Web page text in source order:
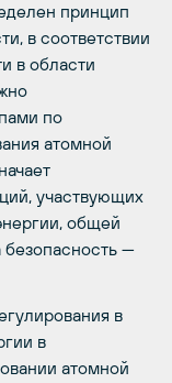
принцип
в соответствии
в области
по
атомной
участвующих
общей
безопасность —
в
в
атомной